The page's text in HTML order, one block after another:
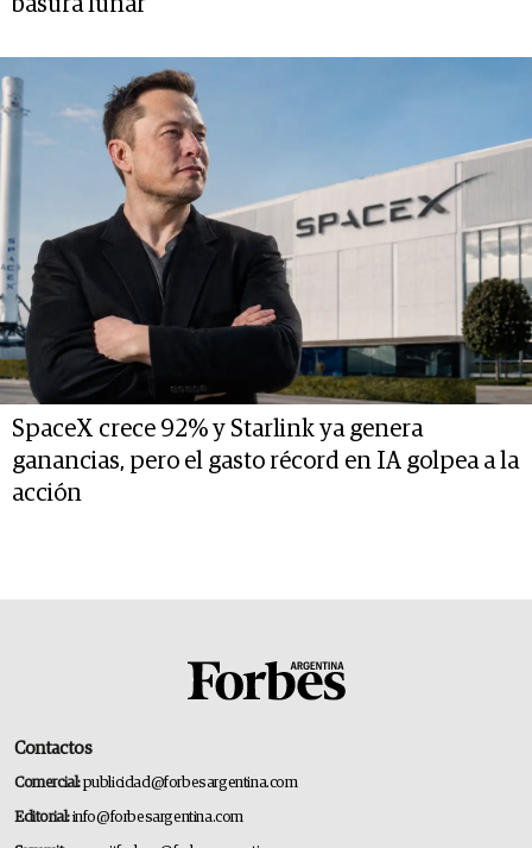
basura lunar
SpaceX crece 92% y Starlink ya genera
ganancias, pero el gasto récord en IA golpea a la
acción
Contactos
Comercial:publicidad@forbesargentina.com
Editorial:info@forbesargentina.com